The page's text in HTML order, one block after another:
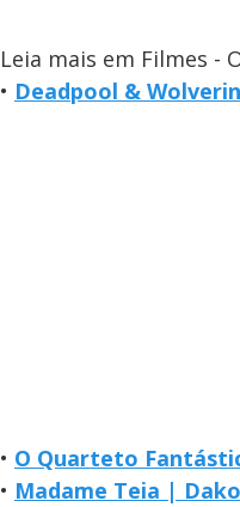
Leia mais em Filmes -
• Deadpool &
• O Quarteto
• Madame Teia |